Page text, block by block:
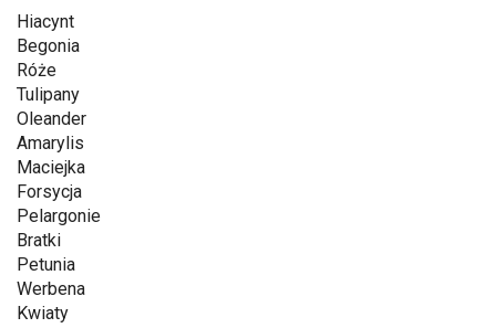
Hiacynt
Begonia
Róże
Tulipany
Oleander
Amarylis
Maciejka
Forsycja
Pelargonie
Bratki
Petunia
Werbena
Kwiaty